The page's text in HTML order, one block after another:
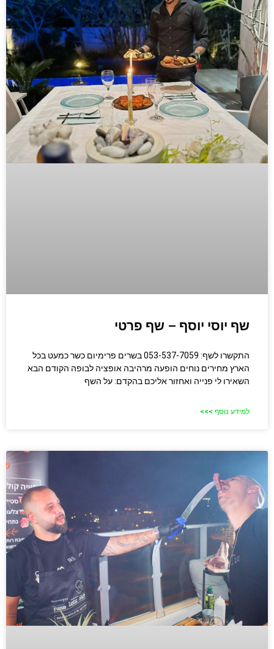
שף יוסי יוסף – שף פרטי
התקשרו לשף: 053-537-7059 בשרים פרימיום כשר כמעט בכל
הארץ מחירים נוחים הופעה מרהיבה אופציה לבופה הקודם הבא
השאירו לי פנייה ואחזור אליכם בהקדם: על השף
למידע נוסף >>>